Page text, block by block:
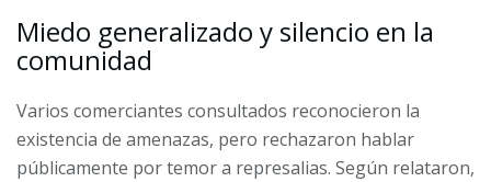
Miedo generalizado y silencio en la
comunidad
Varios comerciantes consultados reconocieron la
existencia de amenazas, pero rechazaron hablar
públicamente por temor a represalias. Según relataron,